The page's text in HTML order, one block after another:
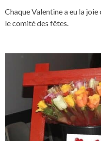
Chaque Valentine a eu la
le comité des fêtes.